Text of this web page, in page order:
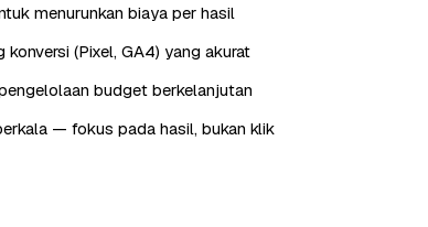
menurunkan biaya per hasil
konversi (Pixel, GA4) yang akurat
budget berkelanjutan
— fokus pada hasil, bukan klik